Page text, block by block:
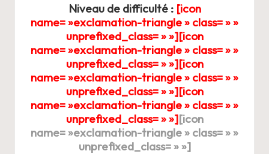
Niveau de difficulté : [icon
name= »exclamation-triangle » class= » »
unprefixed_class= » »][icon
name= »exclamation-triangle » class= » »
unprefixed_class= » »][icon
name= »exclamation-triangle » class= » »
unprefixed_class= » »][icon
name= »exclamation-triangle » class= » »
unprefixed_class= » »][icon
name= »exclamation-triangle » class= » »
unprefixed_class= » »]